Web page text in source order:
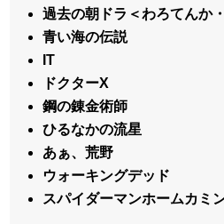
過去の朝ドラ＜わろてんか
青い海の伝説
IT
ドクターX
鋼の錬金術師
ひるなかの流星
あぁ、荒野
ウォーキングデッド
スパイダーマンホームカミ